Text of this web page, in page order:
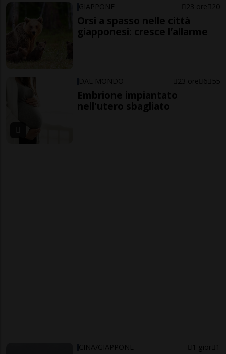
GIAPPONE 23 ore 20
Orsi a spasso nelle città
giapponesi: cresce l’allarme
DAL MONDO 23 ore 6 55
Embrione impiantato
nell'utero sbagliato
CINA/GIAPPONE 1 gior 1